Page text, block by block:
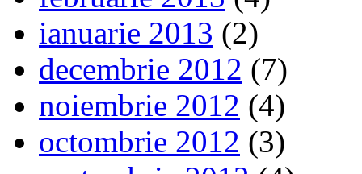
ianuarie 2013 (2)
decembrie 2012 (7)
noiembrie 2012 (4)
octombrie 2012 (3)